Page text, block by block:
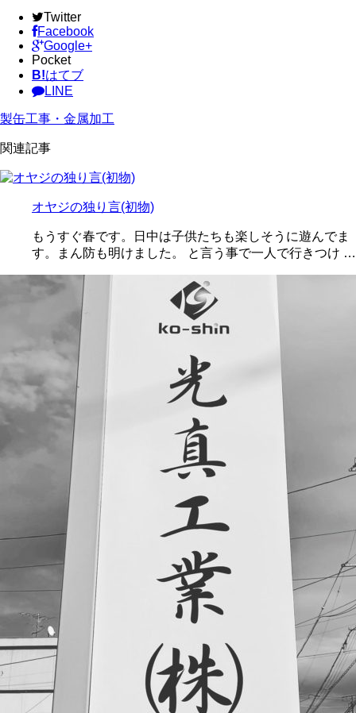
Twitter
Facebook
Google+
Pocket
B!はてブ
LINE
製缶工事・金属加工
関連記事
オヤジの独り言(初物)
もうすぐ春です。日中は子供たちも楽しそうに遊んでま
す。まん防も明けました。 と言う事で一人で行きつけ …